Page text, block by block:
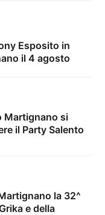
Esposito in
il 4 agosto
Martignano si
il Party Salento
la 32^
e della